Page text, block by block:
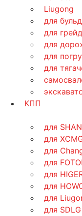
Liugong
для
для
для
для
для
КПП
для
для
для
для
для
для
для
для